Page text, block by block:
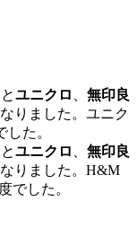
ユニクロ
無印良
りました。ユニク
た。
ユニクロ
無印良
なりました。H&M
でした。